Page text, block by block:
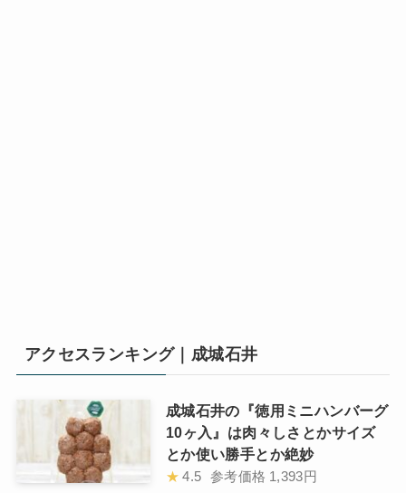
アクセスランキング｜成城石井
成城石井の『徳用ミニハンバーグ
10ヶ入』は肉々しさとかサイズ
とか使い勝手とか絶妙
★ 4.5 参考価格 1,393円